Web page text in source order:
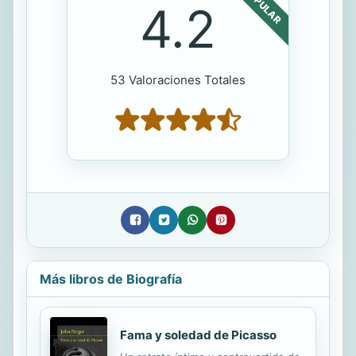
4.2
53 Valoraciones Totales
Más libros de Biografía
Fama y soledad de Picasso